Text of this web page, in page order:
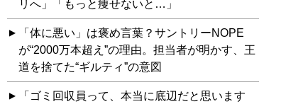
リへ」「もっと痩せないと…」
「体に悪い」は褒め言葉？サントリーNOPE
が“2000万本超え”の理由。担当者が明かす、王
道を捨てた“ギルティ”の意図
「ゴミ回収員って、本当に底辺だと思います